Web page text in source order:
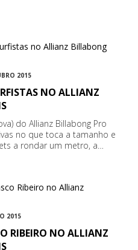
2015
NO ALLIANZ
do Allianz Billabong Pro
no que toca a tamanho e
a rondar um metro, a…
2015
RIBEIRO NO ALLIANZ